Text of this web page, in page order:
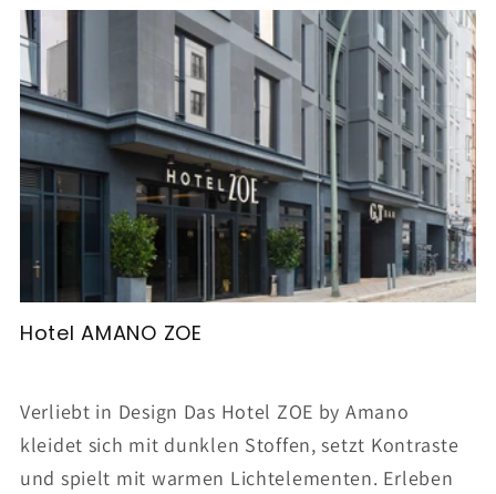
Hotel AMANO ZOE
Verliebt in Design Das Hotel ZOE by Amano
kleidet sich mit dunklen Stoffen, setzt Kontraste
und spielt mit warmen Lichtelementen. Erleben